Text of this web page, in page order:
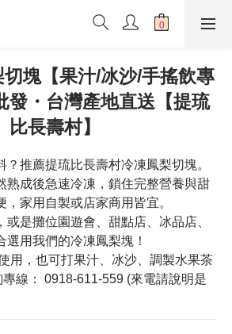
塊【果汁/冰沙/手搖飲專
發・台灣產地直送【提琉
比長壽村】
？推薦提琉比長壽村冷凍鳳梨切塊。
熟成後急速冷凍，鎖住完整營養與甜
，家用自製或店家商用皆宜。
或是攤位園遊會、甜點店、冰品店、
用我們的冷凍鳳梨塊！
用，也可打果汁、冰沙、調製水果茶
線： 0918-611-559 (來電請說明是